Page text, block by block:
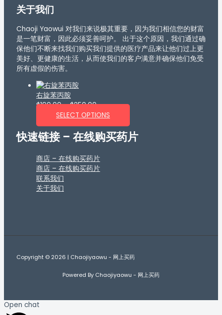
关于我们
Chaoji Yaowui 对我们来说极其重要，因为我们相信您的财富
是一笔财富，因此必须妥善呵护。 出于这个原因，我们通过确
保他们不断来找我们购买我们提供的医疗产品来让他们过上更
美好、更健康的生活，从而使我们的客户满意并确保他们免受
所有虚假的伤害。
右旋苯丙胺
$190.00–$250.00
SELECT OPTIONS
快速链接 – 在线购买药片
商店 – 在线购买药片
商店 – 在线购买药片
联系我们
关于我们
Copyright © 2026 | Chaojiyaowu - 网上买药
Powered By Chaojiyaowu - 网上买药
Open chat